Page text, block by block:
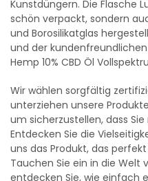
Kunstdüngern. Die Flasche
schön verpackt, sondern
und Borosilikatglas
und der
Hemp 10% CBD Öl
Wir wählen sorgfältig
unterziehen unsere
um sicherzustellen, dass
Entdecken Sie die
uns das Produkt, das
Tauchen Sie ein in die Welt
entdecken Sie, wie einfach